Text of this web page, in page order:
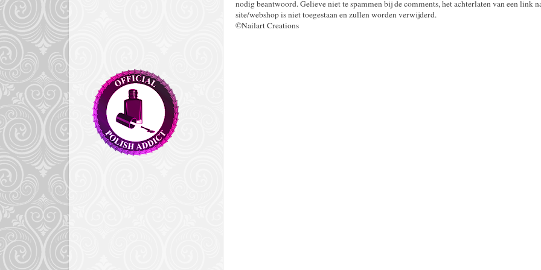
nodig beantwoord. Gelieve niet te spammen bij de comments, het achterlaten van een link
site/webshop is niet toegestaan en zullen worden verwijderd.
©Nailart Creations